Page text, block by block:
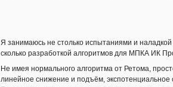
Я занимаюсь не столько испытаниями и
сколько разработкой алгоритмов для МПКА ИК
Не имея нормального алгоритма от Ретома,
линейное снижение и подъём, экспотенциальное